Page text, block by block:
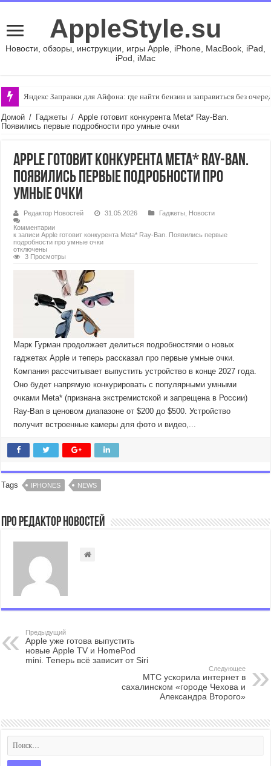
AppleStyle.su
Новости, обзоры, инструкции, игры Apple, iPhone, MacBook, iPad,
iPod, iMac
Яндекс Заправки для Айфона: где найти бензин и заправиться без
Домой / Гаджеты / Apple готовит конкурента Meta* Ray-Ban.
Появились первые подробности про умные очки
Apple готовит конкурента Meta* Ray-Ban.
Появились первые подробности про
умные очки
Редактор Новостей 31.05.2026 Гаджеты
Новости
Комментарии
к записи Apple готовит конкурента Meta* Ray-Ban. Появились первые
подробности про умные очки
отключены
3 Просмотры
Марк Гурман продолжает делиться подробностями о новых
гаджетах Apple и теперь рассказал про первые умные очки.
Компания рассчитывает выпустить устройство в конце 2027 года.
Оно будет напрямую конкурировать с популярными умными
очками Meta* (признана экстремистской и запрещена в России)
Ray-Ban в ценовом диапазоне от $200 до $500. Устройство
получит встроенные камеры для фото и видео,...
Tags IPHONES NEWS
Про Редактор Новостей
Предыдущий
Apple уже готова выпустить
новые Apple TV и HomePod
mini. Теперь всё зависит от Siri
Следующее
МТС ускорила интернет в
сахалинском «городе Чехова и
Александра Второго»